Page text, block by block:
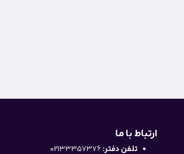
ارتباط با ما
تلفن دفتر: 02133357376